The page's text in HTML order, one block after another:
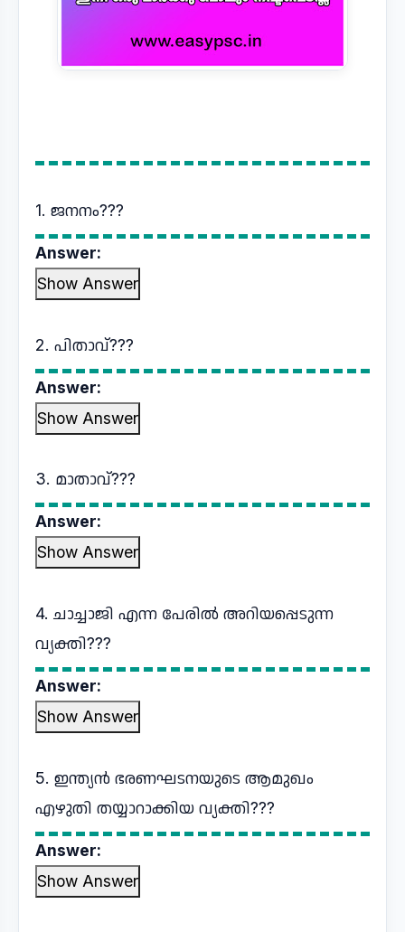
1. ജനനം???
Answer:
Show Answer
2. പിതാവ്???
Answer:
Show Answer
3. മാതാവ്???
Answer:
Show Answer
4. ചാച്ചാജി എന്ന പേരിൽ അറിയപ്പെടുന്ന
വ്യക്തി???
Answer:
Show Answer
5. ഇന്ത്യൻ ഭരണഘടനയുടെ ആമുഖം
എഴുതി തയ്യാറാക്കിയ വ്യക്തി???
Answer:
Show Answer